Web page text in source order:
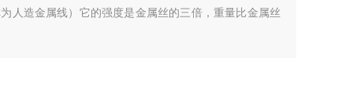
人造金属线）它的强度是金属丝的三倍，重量比金属丝